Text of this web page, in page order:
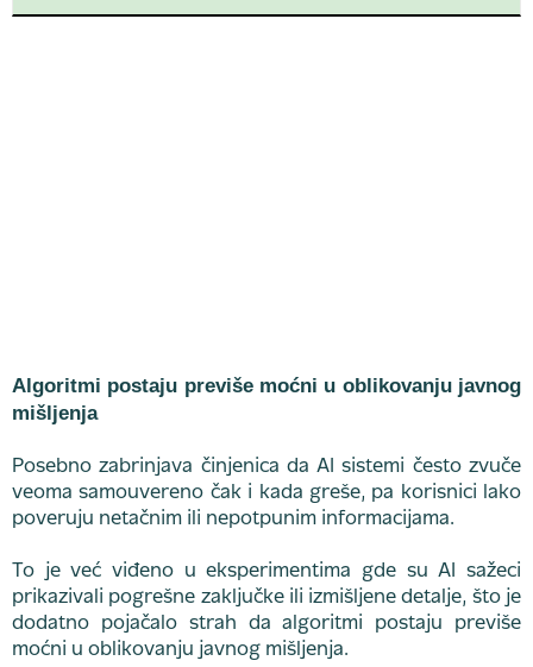
Algoritmi postaju previše moćni u oblikovanju javnog
mišljenja
Posebno zabrinjava činjenica da AI sistemi često zvuče
veoma samouvereno čak i kada greše, pa korisnici lako
poveruju netačnim ili nepotpunim informacijama.
To je već viđeno u eksperimentima gde su AI sažeci
prikazivali pogrešne zaključke ili izmišljene detalje, što je
dodatno pojačalo strah da algoritmi postaju previše
moćni u oblikovanju javnog mišljenja.